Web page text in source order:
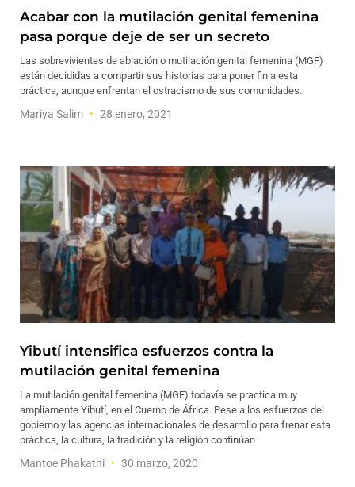
Acabar con la mutilación genital femenina
pasa porque deje de ser un secreto
Las sobrevivientes de ablación o mutilación genital femenina (MGF)
están decididas a compartir sus historias para poner fin a esta
práctica, aunque enfrentan el ostracismo de sus comunidades.
Mariya Salim 28 enero, 2021
Yibutí intensifica esfuerzos contra la
mutilación genital femenina
La mutilación genital femenina (MGF) todavía se practica muy
ampliamente Yibutí, en el Cuerno de África. Pese a los esfuerzos del
gobierno y las agencias internacionales de desarrollo para frenar esta
práctica, la cultura, la tradición y la religión continúan
Mantoe Phakathi 30 marzo, 2020